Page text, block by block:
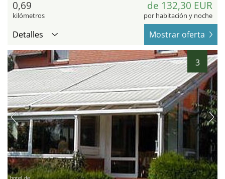
0,69
kilómetros
de 132,30 EUR
por habitación y noche
Detalles Mostrar oferta
3
hotel.de